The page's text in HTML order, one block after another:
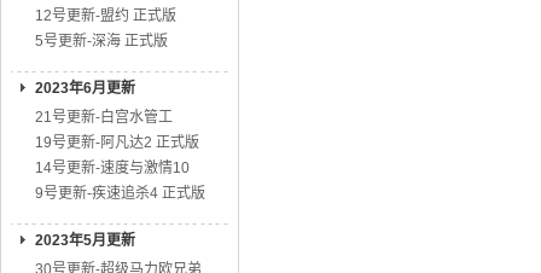
12号更新-盟约 正式版
5号更新-深海 正式版
2023年6月更新
21号更新-白宫水管工
19号更新-阿凡达2 正式版
14号更新-速度与激情10
9号更新-疾速追杀4 正式版
2023年5月更新
30号更新-超级马力欧兄弟